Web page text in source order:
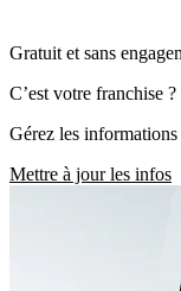
Gratuit et sans
C’est votre franchise ?
Gérez les
Mettre à jour les infos